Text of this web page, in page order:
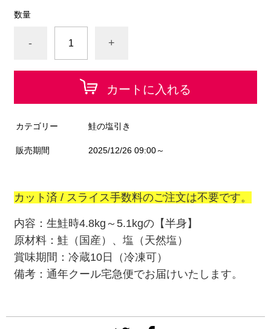
数量
- +
カートに入れる
カテゴリー 鮭の塩引き
販売期間 2025/12/26 09:00～
カット済 / スライス手数料のご注文は不要です。
内容：生鮭時4.8kg～5.1kgの【半身】
原材料：鮭（国産）、塩（天然塩）
賞味期間：冷蔵10日（冷凍可）
備考：通年クール宅急便でお届けいたします。